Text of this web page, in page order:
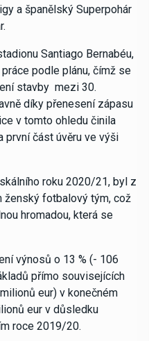
a španělský Superpohár
Santiago Bernabéu,
podle plánu, čímž se
stavby mezi 30.
díky přenesení zápasu
v tomto ohledu činila
první část úvěru ve výši
roku 2020/21, byl z
ženský fotbalový tým, což
hromadou, která se
výnosů o 13 % (- 106
přímo souvisejících
eur) v konečném
eur v důsledku
roce 2019/20.